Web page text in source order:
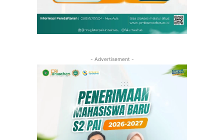
- Advertisement -